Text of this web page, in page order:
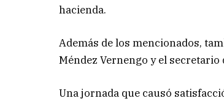
hacienda.
Además de los mencionados,
Méndez Vernengo y el
Una jornada que causó